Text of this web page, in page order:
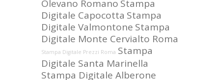
Olevano Romano Stampa
Digitale Capocotta Stampa
Digitale Valmontone Stampa
Digitale Monte Cervialto Roma
Stampa Digitale Prezzi Roma Stampa
Digitale Santa Marinella
Stampa Digitale Alberone